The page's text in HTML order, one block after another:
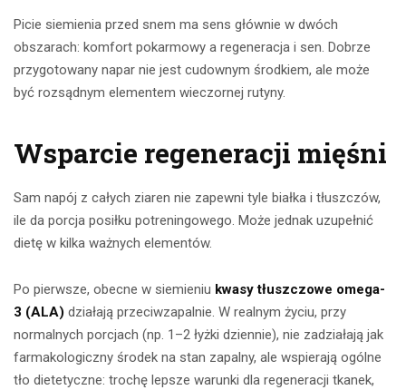
Picie siemienia przed snem ma sens głównie w dwóch
obszarach: komfort pokarmowy a regeneracja i sen. Dobrze
przygotowany napar nie jest cudownym środkiem, ale może
być rozsądnym elementem wieczornej rutyny.
Wsparcie regeneracji mięśni
Sam napój z całych ziaren nie zapewni tyle białka i tłuszczów,
ile da porcja posiłku potreningowego. Może jednak uzupełnić
dietę w kilka ważnych elementów.
Po pierwsze, obecne w siemieniu kwasy tłuszczowe omega-
3 (ALA) działają przeciwzapalnie. W realnym życiu, przy
normalnych porcjach (np. 1–2 łyżki dziennie), nie zadziałają jak
farmakologiczny środek na stan zapalny, ale wspierają ogólne
tło dietetyczne: trochę lepsze warunki dla regeneracji tkanek,